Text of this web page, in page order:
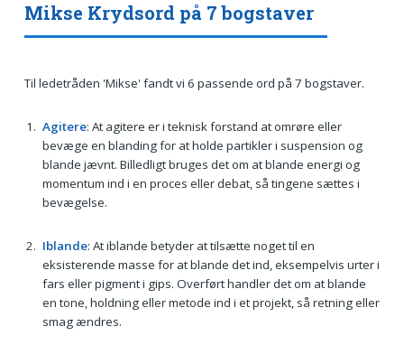
Mikse Krydsord på 7 bogstaver
Til ledetråden 'Mikse' fandt vi 6 passende ord på 7 bogstaver.
Agitere: At agitere er i teknisk forstand at omrøre eller
bevæge en blanding for at holde partikler i suspension og
blande jævnt. Billedligt bruges det om at blande energi og
momentum ind i en proces eller debat, så tingene sættes i
bevægelse.
Iblande: At iblande betyder at tilsætte noget til en
eksisterende masse for at blande det ind, eksempelvis urter i
fars eller pigment i gips. Overført handler det om at blande
en tone, holdning eller metode ind i et projekt, så retning eller
smag ændres.